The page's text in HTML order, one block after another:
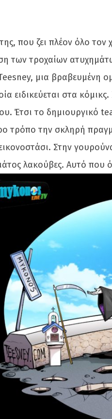
που ζει πλέον όλο
των τροχαίων
μια βραβευμένη
ειδικεύεται στα
Έτσι το δημιουργικό
τρόπο την σκληρή
Στην
λακούβες. Αυτό που